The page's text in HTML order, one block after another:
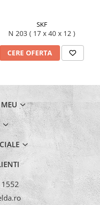
SKF
N 203 ( 17 x 40 x 12 )
CERE OFERTA